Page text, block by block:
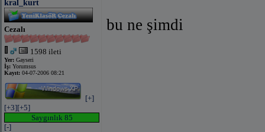
kral_kurt
Cezalı
1598 ileti
Yer: Gayseri
İş: Yorumsus
Kayıt: 04-07-2006 08:21
[+]
[+3][+5]
Saygınlık 85
[-]
bu ne şimdi